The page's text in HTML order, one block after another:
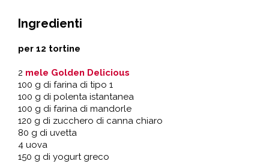
Ingredienti
per 12 tortine
2 mele Golden Delicious
100 g di farina di tipo 1
100 g di polenta istantanea
100 g di farina di mandorle
120 g di zucchero di canna chiaro
80 g di uvetta
4 uova
150 g di yogurt greco